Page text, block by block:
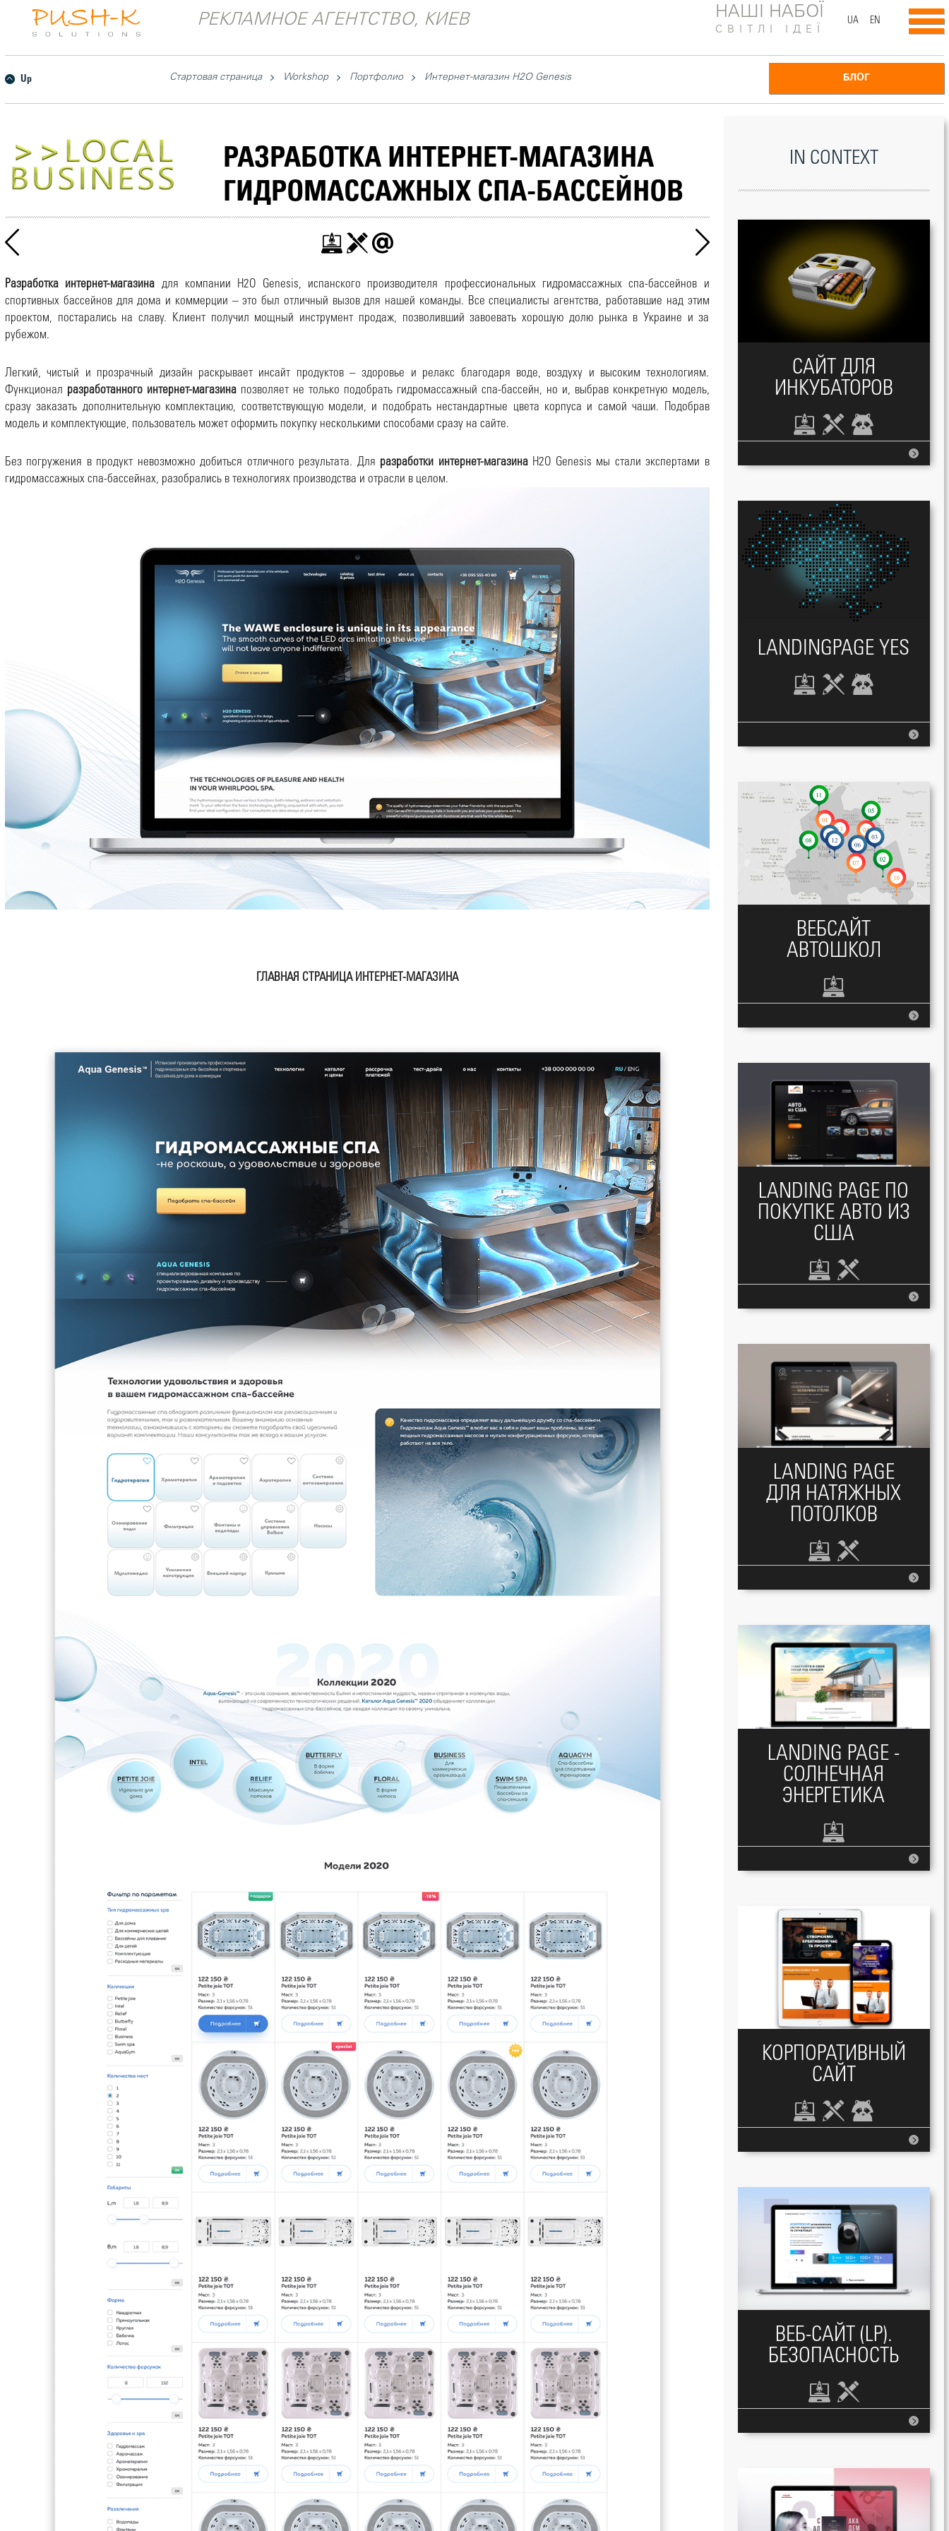
РЕКЛАМНОЕ АГЕНТСТВО, КИЕВ UA EN
НАШІ НАБОЇ
СВІТЛІ ІДЕЇ
Up Стартовая страница Workshop Портфолио Интернет-магазин H2O Genesis БЛОГ
РАЗРАБОТКА ИНТЕРНЕТ-МАГАЗИНА
ГИДРОМАССАЖНЫХ СПА-БАССЕЙНОВ
Разработка интернет-магазина для компании H2O Genesis, испанского производителя профессиональных гидромассажных спа-бассейнов и
спортивных бассейнов для дома и коммерции – это был отличный вызов для нашей команды. Все специалисты агентства, работавшие над этим
проектом, постарались на славу. Клиент получил мощный инструмент продаж, позволивший завоевать хорошую долю рынка в Украине и за
рубежом.
Легкий, чистый и прозрачный дизайн раскрывает инсайт продуктов – здоровье и релакс благодаря воде, воздуху и высоким технологиям.
Функционал разработанного интернет-магазина позволяет не только подобрать гидромассажный спа-бассейн, но и, выбрав конкретную модель,
сразу заказать дополнительную комплектацию, соответствующую модели, и подобрать нестандартные цвета корпуса и самой чаши. Подобрав
модель и комплектующие, пользователь может оформить покупку несколькими способами сразу на сайте.
Без погружения в продукт невозможно добиться отличного результата. Для разработки интернет-магазинаH2O Genesis мы стали экспертами в
гидромассажных спа-бассейнах, разобрались в технологиях производства и отрасли в целом.
ГЛАВНАЯ СТРАНИЦА ИНТЕРНЕТ-МАГАЗИНА
IN CONTEXT
САЙТ ДЛЯ
ИНКУБАТОРОВ
LANDINGPAGE YES
ВЕБСАЙТ
АВТОШКОЛ
LANDING PAGE ПО
ПОКУПКЕ АВТО ИЗ
США
LANDING PAGE
ДЛЯ НАТЯЖНЫХ
ПОТОЛКОВ
LANDING PAGE -
СОЛНЕЧНАЯ
ЭНЕРГЕТИКА
КОРПОРАТИВНЫЙ
САЙТ
ВЕБ-САЙТ (LP).
БЕЗОПАСНОСТЬ